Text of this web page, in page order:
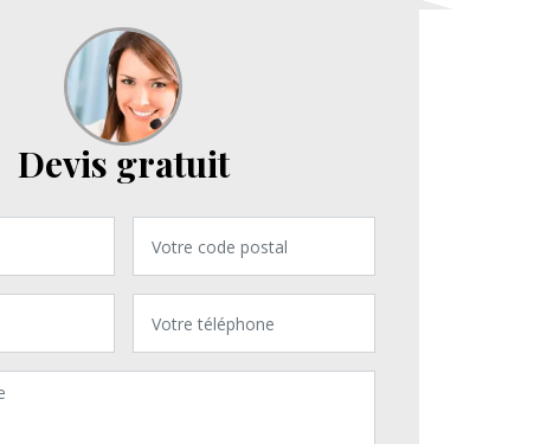
Devis gratuit